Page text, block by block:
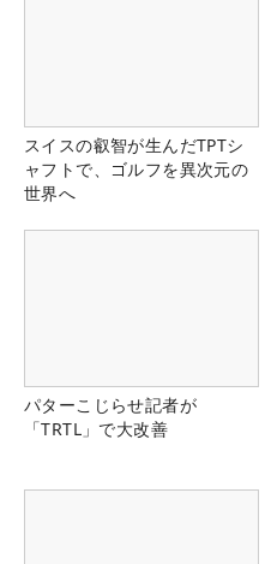
スイスの叡智が生んだTPTシ
ャフトで、ゴルフを異次元の
世界へ
パターこじらせ記者が
「TRTL」で大改善